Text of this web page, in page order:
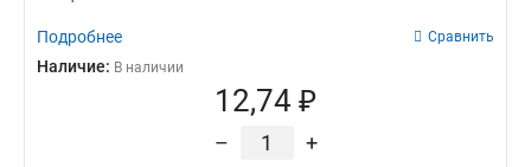
Подробнее Сравнить
Наличие: В наличии
12,74 ₽
– +